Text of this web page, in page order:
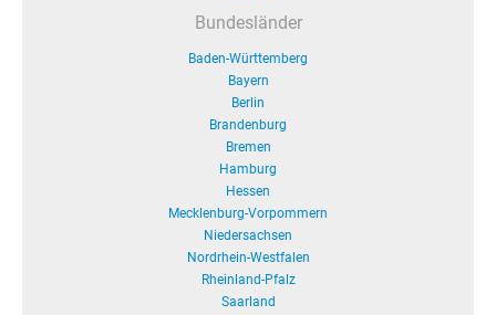
Bundesländer
Baden-Württemberg
Bayern
Berlin
Brandenburg
Bremen
Hamburg
Hessen
Mecklenburg-Vorpommern
Niedersachsen
Nordrhein-Westfalen
Rheinland-Pfalz
Saarland